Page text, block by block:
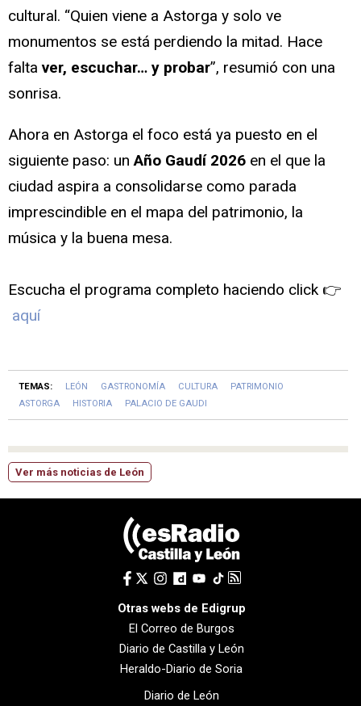
cultural. “Quien viene a Astorga y solo ve
monumentos se está perdiendo la mitad. Hace
faltaver, escuchar… y probar”, resumió con una
sonrisa.
Ahora en Astorga el foco está ya puesto en el
siguiente paso: unAño Gaudí 2026 en el que la
ciudad aspira a consolidarse como parada
imprescindible en el mapa del patrimonio, la
música y la buena mesa.
Escucha el programa completo haciendo click 👉
aquí
TEMAS: LEÓN GASTRONOMÍA CULTURA
PATRIMONIO
ASTORGA
HISTORIA PALACIO DE GAUDI
Ver más noticias de León
Otras webs de Edigrup
El Correo de Burgos
Diario de Castilla y León
Heraldo-Diario de Soria
Diario de León